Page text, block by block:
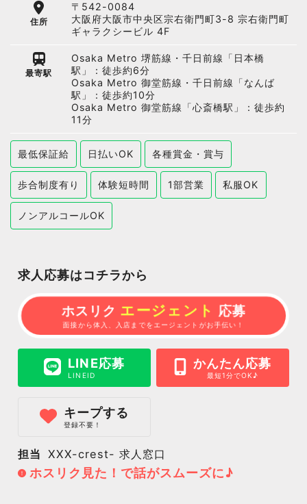
住所
〒542-0084
大阪府大阪市中央区宗右衛門町3-8 宗右衛門町
ギャラクシービル 4F
最寄駅
Osaka Metro 堺筋線・千日前線「日本橋
駅」：徒歩約6分
Osaka Metro 御堂筋線・千日前線「なんば
駅」：徒歩約10分
Osaka Metro 御堂筋線「心斎橋駅」：徒歩約
11分
最低保証給 日払いOK 各種賞金・賞与
歩合制度有り 体験短時間 1部営業 私服OK
ノンアルコールOK
求人応募はコチラから
ホスリク エージェント 応募
面接から体入、入店までをエージェントがお手伝い！
LINE応募
LINEID
かんたん応募
最短1分でOK♪
キープする
登録不要！
担当 XXX-crest- 求人窓口
ホスリク見た！で話がスムーズに♪